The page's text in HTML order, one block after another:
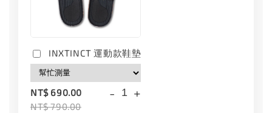
INXTINCT 運動款鞋墊
NT$ 690.00
NT$ 790.00
- +